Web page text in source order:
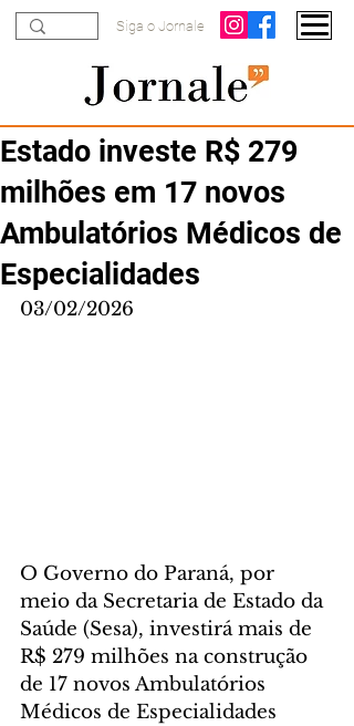
Siga o Jornale
Estado investe R$ 279
milhões em 17 novos
Ambulatórios Médicos de
Especialidades
03/02/2026
O Governo do Paraná, por
meio da Secretaria de Estado da
Saúde (Sesa), investirá mais de
R$ 279 milhões na construção
de 17 novos Ambulatórios
Médicos de Especialidades